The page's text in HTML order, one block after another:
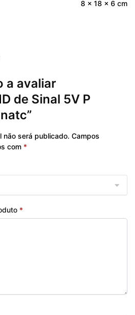
8 × 18 × 6 cm
a avaliar
de Sinal 5V P
não será publicado. Campos
com *
*